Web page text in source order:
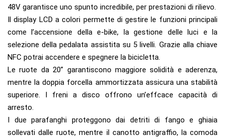
48V garantisce uno spunto incredibile, per prestazioni di rilievo.
Il display LCD a colori permette di gestire le funzioni principali
come l’accensione della e-bike, la gestione delle luci e la
selezione della pedalata assistita su 5 livelli. Grazie alla chiave
NFC potrai accendere e spegnere la bicicletta.
Le ruote da 20” garantiscono maggiore solidità e aderenza,
mentre la doppia forcella ammortizzata assicura una stabilità
superiore. I freni a disco offrono un’effcace capacità di
arresto.
I due parafanghi proteggono dai detriti di fango e ghiaia
sollevati dalle ruote, mentre il canotto antigraffio, la comoda